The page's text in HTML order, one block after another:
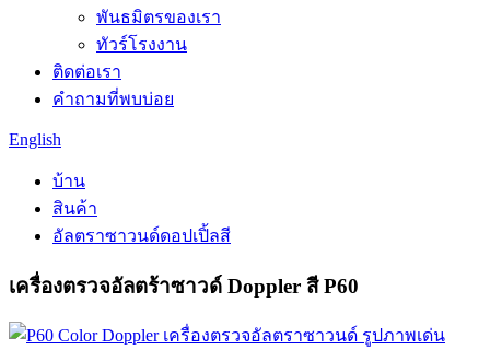
พันธมิตรของเรา
ทัวร์โรงงาน
ติดต่อเรา
คำถามที่พบบ่อย
English
บ้าน
สินค้า
อัลตราซาวนด์ดอปเปิ้ลสี
เครื่องตรวจอัลตร้าซาวด์ Doppler สี P60